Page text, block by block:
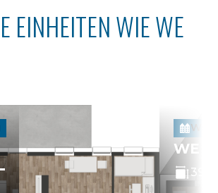
EINHEITEN WIE WE
WE
39